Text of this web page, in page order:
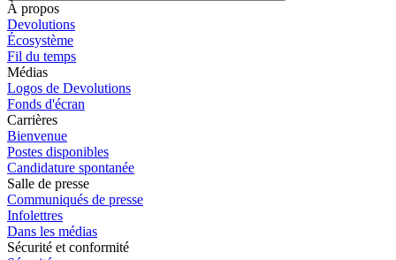
À propos
Devolutions
Écosystème
Fil du temps
Médias
Logos de Devolutions
Fonds d'écran
Carrières
Bienvenue
Postes disponibles
Candidature spontanée
Salle de presse
Communiqués de presse
Infolettres
Dans les médias
Sécurité et conformité